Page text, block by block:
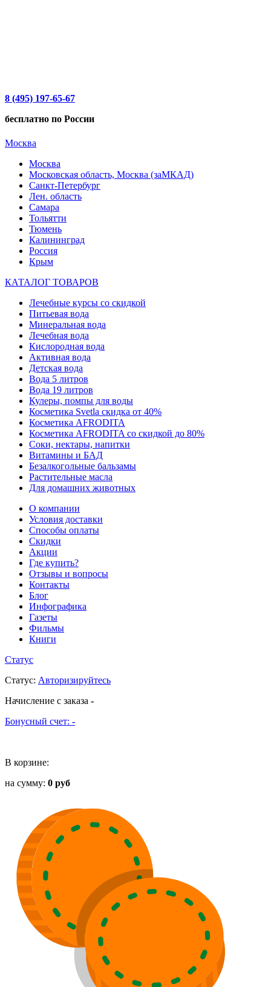
8 (495) 197-65-67
бесплатно по России
Москва
Москва
Московская область, Москва (заМКАД)
Санкт-Петербург
Лен. область
Самара
Тольятти
Тюмень
Калининград
Россия
Крым
КАТАЛОГ ТОВАРОВ
Лечебные курсы со скидкой
Питьевая вода
Минеральная вода
Лечебная вода
Кислородная вода
Активная вода
Детская вода
Вода 5 литров
Вода 19 литров
Кулеры, помпы для воды
Косметика Svetla скидка от 40%
Косметика AFRODITA
Косметика AFRODITA со скидкой до 80%
Соки, нектары, напитки
Витамины и БАД
Безалкогольные бальзамы
Растительные масла
Для домашних животных
О компании
Условия доставки
Способы оплаты
Скидки
Акции
Где купить?
Отзывы и вопросы
Контакты
Блог
Инфографика
Газеты
Фильмы
Книги
Статус
Статус: Авторизируйтесь
Начисление с заказа -
Бонусный счет: -
В корзине:
на сумму: 0 руб